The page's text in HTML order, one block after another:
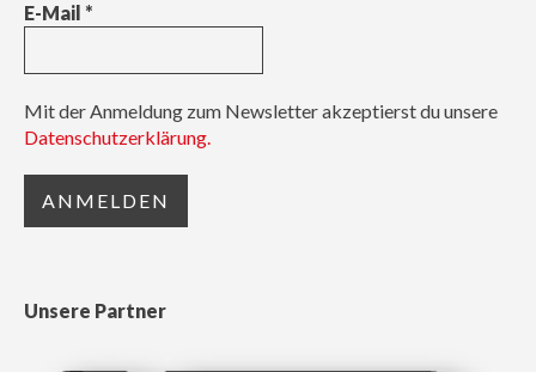
E-Mail *
Mit der Anmeldung zum Newsletter akzeptierst du unsere
Datenschutzerklärung.
Unsere Partner